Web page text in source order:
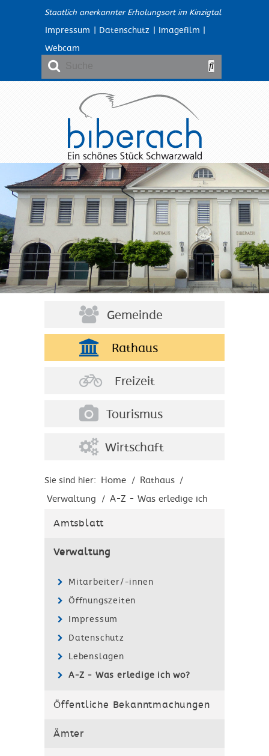
Staatlich anerkannter Erholungsort im Kinzigtal
Impressum | Datenschutz | Imagefilm |
Webcam
Gemeinde
Rathaus
Freizeit
Tourismus
Wirtschaft
Sie sind hier: Home / Rathaus /
Verwaltung / A-Z - Was erledige ich
Amtsblatt
Verwaltung
Mitarbeiter/-innen
Öffnungszeiten
Impressum
Datenschutz
Lebenslagen
A-Z - Was erledige ich wo?
Öffentliche Bekanntmachungen
Ämter